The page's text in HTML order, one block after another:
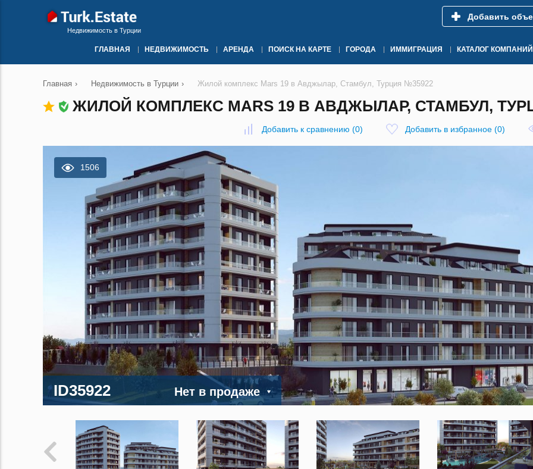
Недвижимость в Турции
Добавить
ГЛАВНАЯ НЕДВИЖИМОСТЬ АРЕНДА ПОИСК НА КАРТЕ ГОРОДА ИММИГРАЦИЯ КАТАЛОГ КОМПАНИЙ
Главная › Недвижимость в Турции › Жилой комплекс Mars 19 в Авджылар, Стамбул, Турция №35922
ЖИЛОЙ КОМПЛЕКС MARS 19 В АВДЖЫЛАР, СТАМБУЛ,
Добавить к сравнению (0) Добавить в избранное (0)
1506
ID35922 Нет в продаже